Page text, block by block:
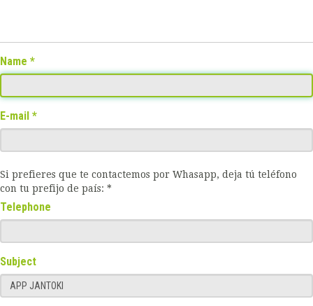
Name
E-mail
Si prefieres que te contactemos por Whasapp, deja tú teléfono
con tu prefijo de país: *
Telephone
Subject